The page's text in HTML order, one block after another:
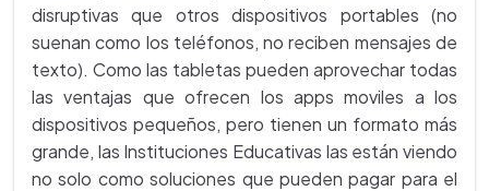
disruptivas que otros dispositivos portables (no
suenan como los teléfonos, no reciben mensajes de
texto). Como las tabletas pueden aprovechar todas
las ventajas que ofrecen los apps moviles a los
dispositivos pequeños, pero tienen un formato más
grande, las Instituciones Educativas las están viendo
no solo como soluciones que pueden pagar para el